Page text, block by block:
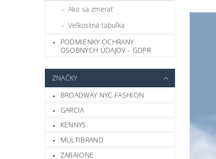
Ako sa zmerať
Veľkostná tabuľka
PODMIENKY OCHRANY
OSOBNÝCH ÚDAJOV - GDPR
ZNAČKY
BROADWAY NYC FASHION
GARCIA
KENNYS.
MULTIBRAND
ZABAIONE